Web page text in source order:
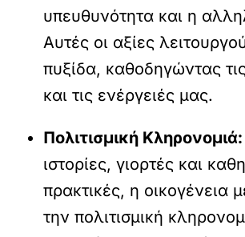
υπευθυνότητα και η
Αυτές οι αξίες
πυξίδα, καθοδηγώντας
και τις ενέργειές μας.
Πολιτισμική Κληρονομιά:
ιστορίες, γιορτές και
πρακτικές, η οικογένεια
την πολιτισμική